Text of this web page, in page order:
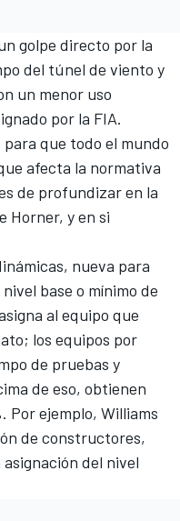
golpe directo por la
del túnel de viento y
un menor uso
por la FIA.
para que todo el mundo
afecta la normativa
de profundizar en la
Horner, y en si
nueva para
base o mínimo de
al equipo que
los equipos por
de pruebas y
de eso, obtienen
Por ejemplo, Williams
de constructores,
del nivel